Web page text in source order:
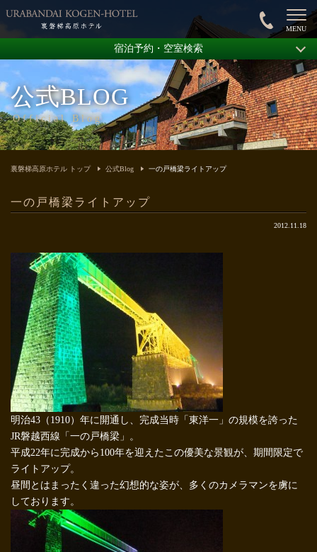
公式BLOG
Official Blog
宿泊予約・空室検索
裏磐梯高原ホテル トップ 公式Blog 一の戸橋梁ライトアップ
一の戸橋梁ライトアップ
2012.11.18
明治43（1910）年に開通し、完成当時「東洋一」の規模を誇った
JR磐越西線「一の戸橋梁」。
平成22年に完成から100年を迎えたこの優美な景観が、期間限定で
ライトアップ。
昼間とはまったく違った幻想的な姿が、多くのカメラマンを虜に
しております。